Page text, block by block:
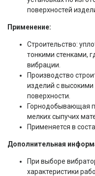
поверхностей
Применение:
Строительство:
тонкими стенками,
вибрации.
Производство
изделий с
поверхности.
Горнодобывающая
мелких сыпучих
Применяется в
Дополнительная
При выборе
характеристики